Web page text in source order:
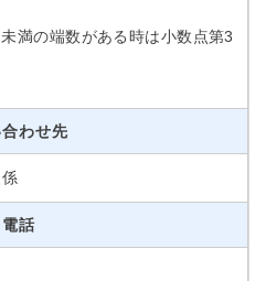
満の端数がある時は小数点第3
合わせ先
電話